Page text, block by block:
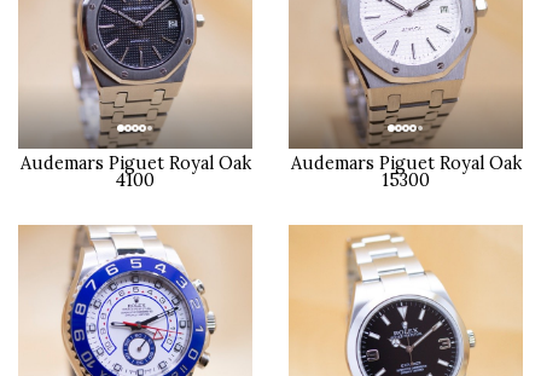
Audemars Piguet Royal Oak
4100
Audemars Piguet Royal Oak
15300